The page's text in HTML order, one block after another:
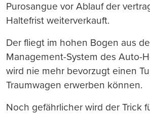
Purosangue vor Ablauf der
Haltefrist weiterverkauft.
Der fliegt im hohen Bogen aus
Management-System des Auto-
wird nie mehr bevorzugt einen
Traumwagen erwerben können.
Noch gefährlicher wird der Trick